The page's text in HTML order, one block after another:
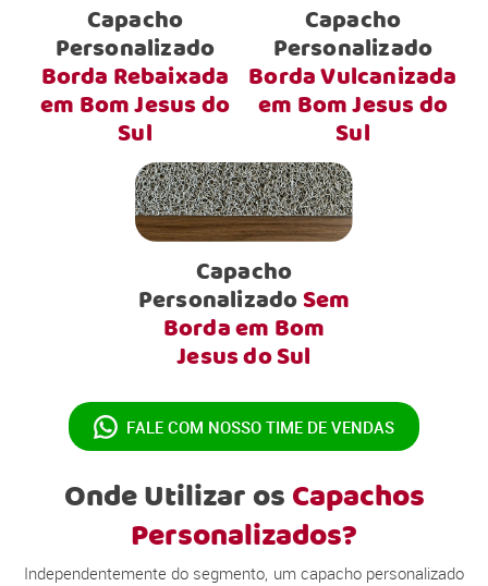
Capacho
Personalizado
Borda Rebaixada
em Bom Jesus do
Sul
Capacho
Personalizado
Borda Vulcanizada
em Bom Jesus do
Sul
Capacho
PersonalizadoSem
Borda em Bom
Jesus do Sul
FALE COM NOSSO TIME DE VENDAS
Onde Utilizar osCapachos
Personalizados?
Independentemente do segmento, um capacho personalizado